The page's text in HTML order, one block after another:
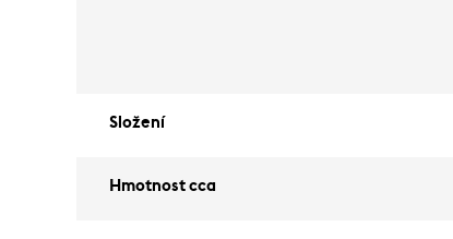
Složení
Hmotnost cca